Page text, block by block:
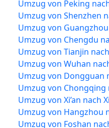
Umzug von Peking
Umzug von Shenzhen
Umzug von
Umzug von Chengdu
Umzug von Tianjin
Umzug von Wuhan
Umzug von Dongguan
Umzug von Chongqing
Umzug von Xi’an nach
Umzug von Hangzhou
Umzug von Foshan